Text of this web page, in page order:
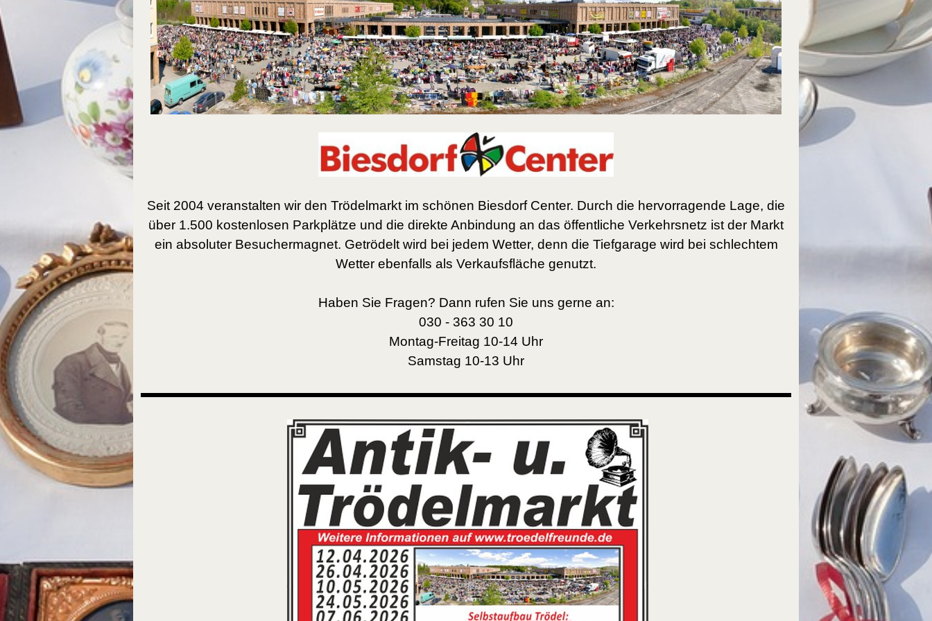
Seit 2004 veranstalten wir den Trödelmarkt im schönen Biesdorf Center. Durch die hervorragende Lage, die
über 1.500 kostenlosen Parkplätze und die direkte Anbindung an das öffentliche Verkehrsnetz ist der Markt
ein absoluter Besuchermagnet. Getrödelt wird bei jedem Wetter, denn die Tiefgarage wird bei schlechtem
Wetter ebenfalls als Verkaufsfläche genutzt.
Haben Sie Fragen? Dann rufen Sie uns gerne an:
030 - 363 30 10
Montag-Freitag 10-14 Uhr
Samstag 10-13 Uhr